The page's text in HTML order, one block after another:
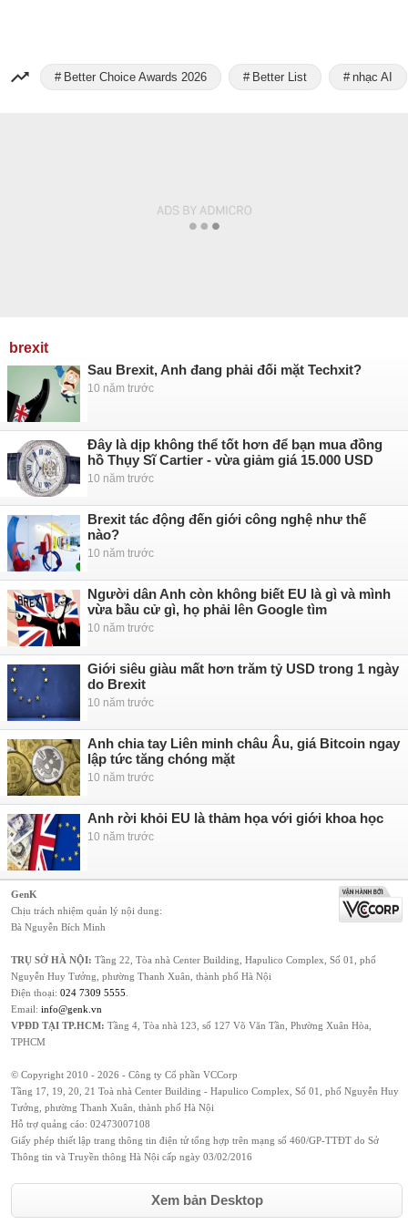
Better Choice Awards 2026 Better List nhạc AI
brexit
Sau Brexit, Anh đang phải đối mặt Techxit?
10 năm trước
Đây là dịp không thể tốt hơn để bạn mua đồng
hồ Thụy Sĩ Cartier - vừa giảm giá 15.000 USD
10 năm trước
Brexit tác động đến giới công nghệ như thế
nào?
10 năm trước
Người dân Anh còn không biết EU là gì và mình
vừa bầu cử gì, họ phải lên Google tìm
10 năm trước
Giới siêu giàu mất hơn trăm tỷ USD trong 1 ngày
do Brexit
10 năm trước
Anh chia tay Liên minh châu Âu, giá Bitcoin ngay
lập tức tăng chóng mặt
10 năm trước
Anh rời khỏi EU là thảm họa với giới khoa học
10 năm trước
GenK
Chịu trách nhiệm quản lý nội dung:
Bà Nguyễn Bích Minh
TRỤ SỞ HÀ NỘI: Tầng 22, Tòa nhà Center Building, Hapulico Complex, Số 01, phố
Nguyễn Huy Tưởng, phường Thanh Xuân, thành phố Hà Nội
Điện thoại: 024 7309 5555
Email: info@genk.vn
VPĐD TẠI TP.HCM: Tầng 4, Tòa nhà 123, số 127 Võ Văn Tần, Phường Xuân Hòa,
TPHCM
© Copyright 2010 - 2026 - Công ty Cổ phần VCCorp
Tầng 17, 19, 20, 21 Toà nhà Center Building - Hapulico Complex, Số 01, phố Nguyễn Huy
Tưởng, phường Thanh Xuân, thành phố Hà Nội
Hỗ trợ quảng cáo: 02473007108
Giấy phép thiết lập trang thông tin điện tử tổng hợp trên mạng số 460/GP-TTĐT do Sở
Thông tin và Truyền thông Hà Nội cấp ngày 03/02/2016
Xem bản Desktop